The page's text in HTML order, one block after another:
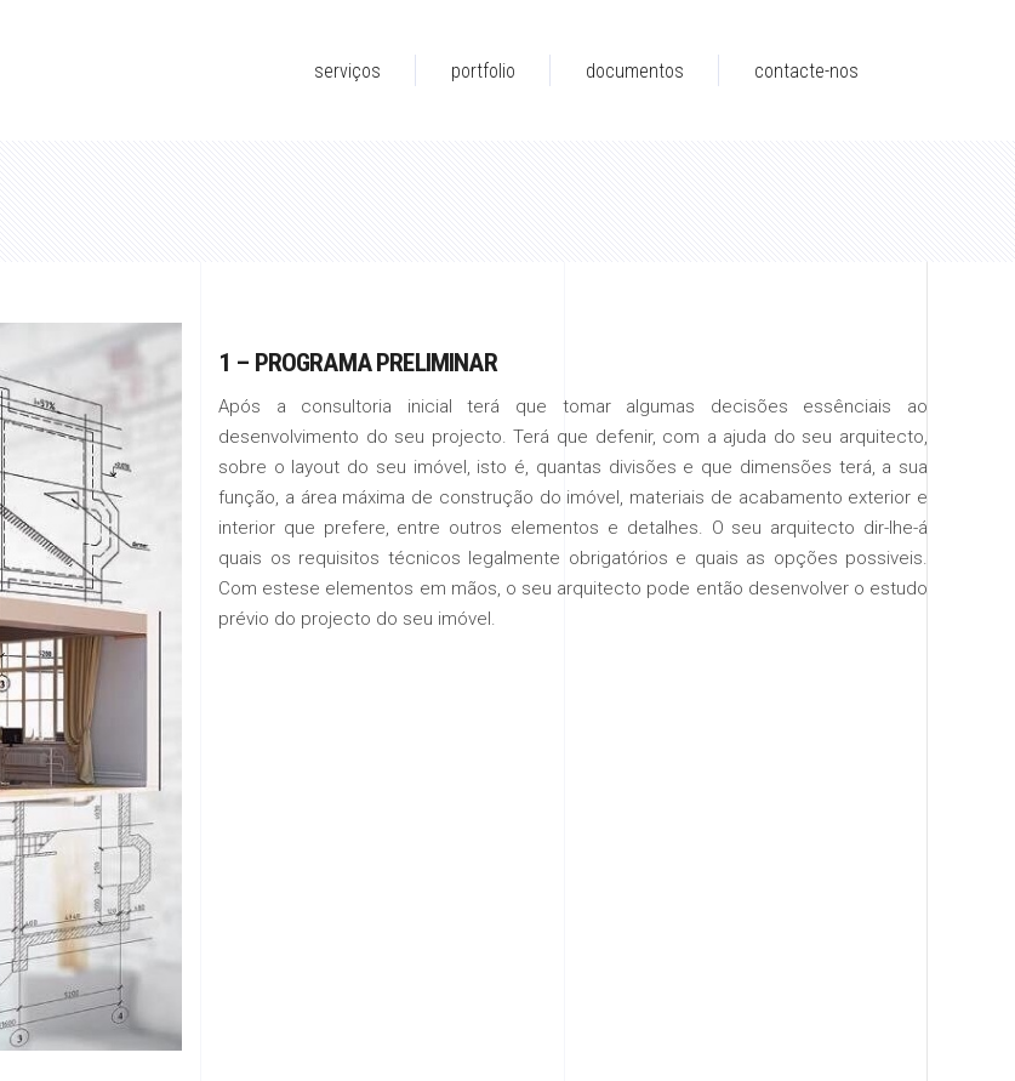
serviços portfolio documentos contacte-nos
1 – PROGRAMA PRELIMINAR
Após a consultoria inicial terá que tomar algumas decisões essênciais ao
desenvolvimento do seu projecto. Terá que defenir, com a ajuda do seu arquitecto,
sobre o layout do seu imóvel, isto é, quantas divisões e que dimensões terá, a sua
função, a área máxima de construção do imóvel, materiais de acabamento exterior e
interior que prefere, entre outros elementos e detalhes. O seu arquitecto dir-lhe-á
quais os requisitos técnicos legalmente obrigatórios e quais as opções possiveis.
Com estese elementos em mãos, o seu arquitecto pode então desenvolver o estudo
prévio do projecto do seu imóvel.